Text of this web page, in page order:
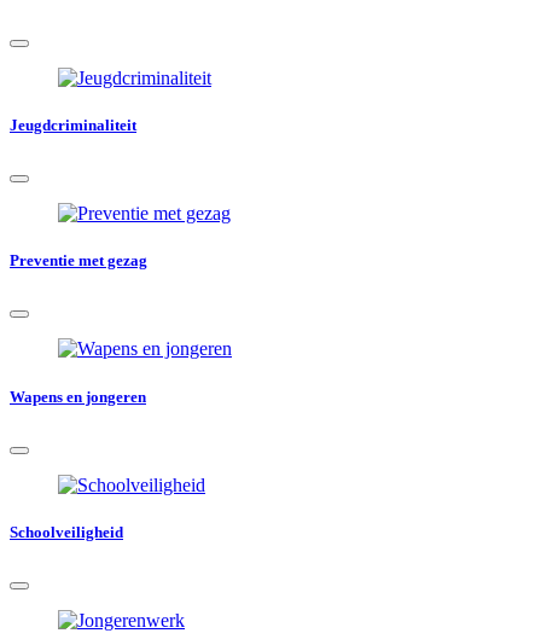
Jeugdcriminaliteit
Preventie met gezag
Wapens en jongeren
Schoolveiligheid